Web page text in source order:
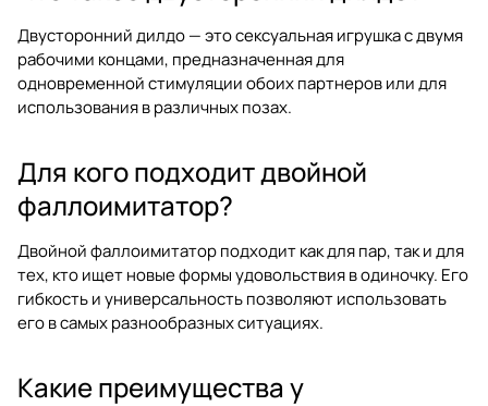
Двусторонний дилдо — это сексуальная игрушка с двумя
рабочими концами, предназначенная для
одновременной стимуляции обоих партнеров или для
использования в различных позах.
Для кого подходит двойной
фаллоимитатор?
Двойной фаллоимитатор подходит как для пар, так и для
тех, кто ищет новые формы удовольствия в одиночку. Его
гибкость и универсальность позволяют использовать
его в самых разнообразных ситуациях.
Какие преимущества у